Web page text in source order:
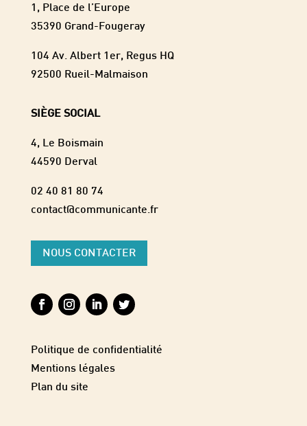
1, Place de l’Europe
35390 Grand-Fougeray
104 Av. Albert 1er, Regus HQ
92500 Rueil-Malmaison
SIÈGE SOCIAL
4, Le Boismain
44590 Derval
02 40 81 80 74
contact@communicante.fr
NOUS CONTACTER
Politique de confidentialité
Mentions légales
Plan du site